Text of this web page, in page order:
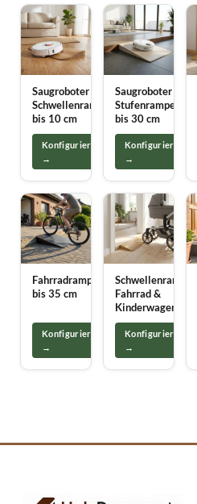
Saugroboter
Schwellenrampe
bis 10 cm
Konfigurieren
→
Saugroboter
Stufenrampe
bis 30 cm
Konfigurieren
→
Fahrradrampe
bis 35 cm
Konfigurieren
→
Schwellenrampe
Fahrrad &
Kinderwagen
Konfigurieren
→